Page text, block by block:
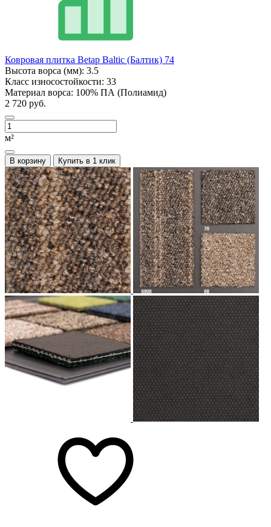
Ковровая плитка Betap Baltic (Балтик) 74
Высота ворса (мм): 3.5
Класс износостойкости: 33
Материал ворса: 100% ПА (Полиамид)
2 720 руб.
м²
В корзину Купить в 1 клик